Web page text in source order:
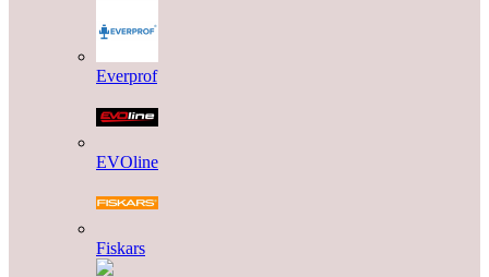
Everprof
EVOline
Fiskars